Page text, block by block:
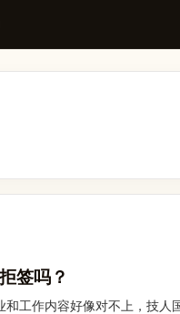
签吗？
工作内容好像对不上，技人